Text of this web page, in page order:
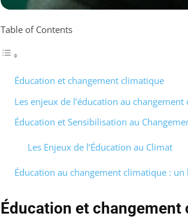
Table of Contents
Éducation et changement climatique
Les enjeux de l’éducation au
Éducation et Sensibilisation au
Les Enjeux de l’Éducation au Climat
Éducation au changement climatique :
Éducation et